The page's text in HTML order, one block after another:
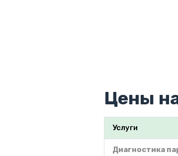
Цены
Услуги
Диагностика